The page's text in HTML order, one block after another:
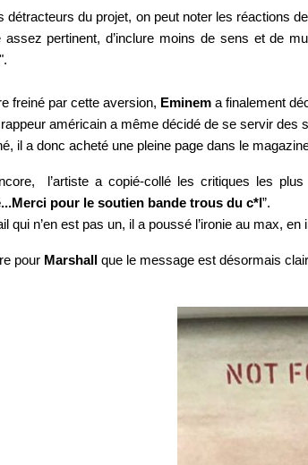
détracteurs du projet, on peut noter les réactions
assez pertinent, d’inclure moins de sens et de
".
freiné par cette aversion, Eminem a finalement
américain a même décidé de se servir des
il a donc acheté une pleine page dans le
l’artiste a copié-collé les critiques les
pour le soutien bande trous du c*l ”.
qui n’en est pas un, il a poussé l’ironie au max,
pour Marshall que le message est désormais